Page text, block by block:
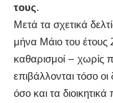
τους.
Μετά τα σχετικά
μήνα Μάιο του έτους
καθαρισμοί – χωρίς
επιβάλλονται τόσο
όσο και τα διοικητικά